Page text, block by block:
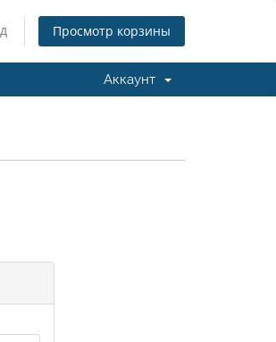
Просмотр корзины
Аккаунт